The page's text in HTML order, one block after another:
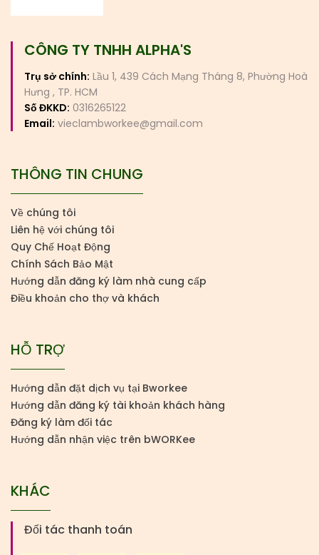
CÔNG TY TNHH ALPHA'S
Trụ sở chính: Lầu 1, 439 Cách Mạng Tháng 8, Phường Hoà
Hưng , TP. HCM
Số ĐKKD: 0316265122
Email: vieclambworkee@gmail.com
THÔNG TIN CHUNG
Về chúng tôi
Liên hệ với chúng tôi
Quy Chế Hoạt Động
Chính Sách Bảo Mật
Hướng dẫn đăng ký làm nhà cung cấp
Điều khoản cho thợ và khách
HỖ TRỢ
Hướng dẫn đặt dịch vụ tại Bworkee
Hướng dẫn đăng ký tài khoản khách hàng
Đăng ký làm đối tác
Hướng dẫn nhận việc trên bWORKee
KHÁC
Đối tác thanh toán